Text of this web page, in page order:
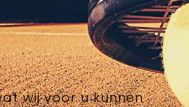
wij voor u kunnen